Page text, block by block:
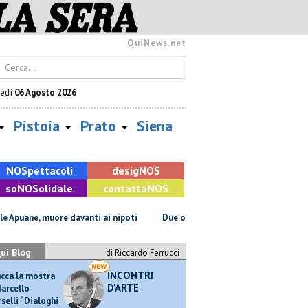
QuiNews.net
06 Agosto 2026
Pistoia Prato Siena
NOSpettacoli desigNOS
soNOSolidale contattaNOS
muore davanti ai nipoti Due ori nella Senna per Ginevra Taddeucci
Blog
di Riccardo Ferrucci
la mostra
“Dialoghi
INCONTRI
D'ARTE